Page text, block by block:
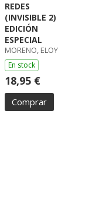
REDES
(INVISIBLE 2)
EDICIÓN
ESPECIAL
MORENO, ELOY
En stock
18,95 €
Comprar